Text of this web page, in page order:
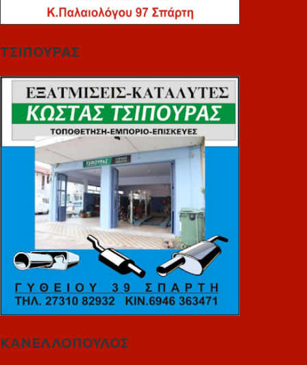
ΤΣΙΠΟΥΡΑΣ
ΚΑΝΕΛΛΟΠΟΥΛΟΣ